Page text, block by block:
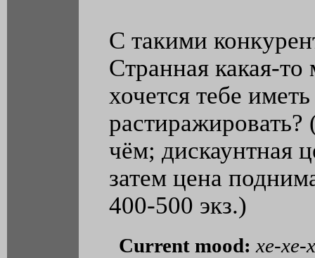
С такими
Странная какая-
хочется тебе
чём; дискаунтная
затем цена
400-500 экз.)
Current mood: хе-хе-